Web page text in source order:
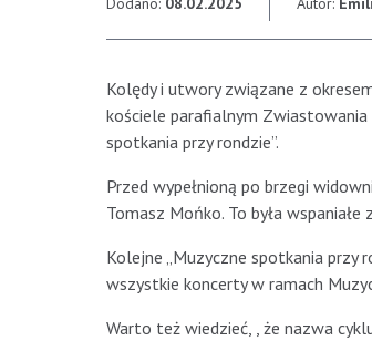
Kolędy i utwory związane z
kościele parafialnym Zwiastowania
spotkania przy rondzie”.
Przed wypełnioną po brzegi
Tomasz Mońko. To była wspaniałe
Kolejne „Muzyczne spotkania
wszystkie koncerty w ramach
Warto też wiedzieć, , że nazwa